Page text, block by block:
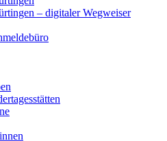
– digitaler Wegweiser